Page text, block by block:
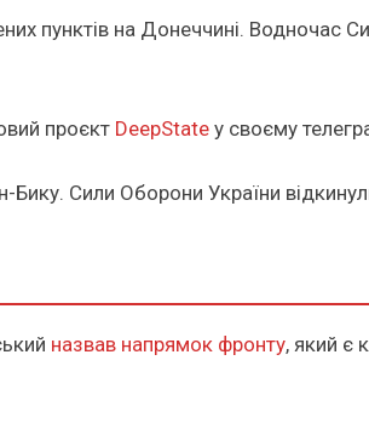
пунктів на Донеччині. Водночас
проєкт DeepState у своєму
Сили Оборони України
назвав напрямок фронту, який є